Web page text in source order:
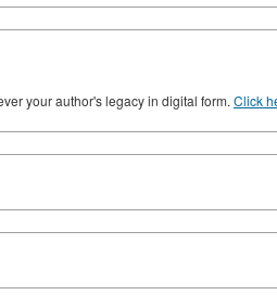
your author's legacy in digital form. Click